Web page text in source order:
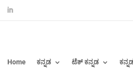
Home ಕನ್ನಡ ಟೆಕ್ ಕನ್ನಡ